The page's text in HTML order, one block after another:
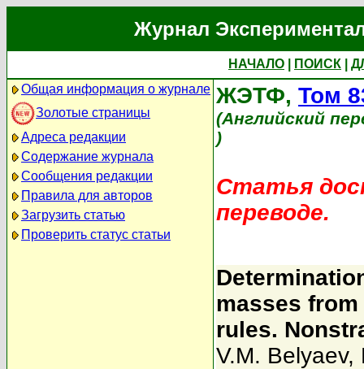
Журнал
НАЧАЛО ПОИСК
Общая информация о журнале
Золотые страницы
Адреса редакции
Содержание журнала
Сообщения редакции
Правила для авторов
Загрузить статью
Проверить статус статьи
ЖЭТФ, Том
(Английский
)
Статья
переводе.
masses
rules.
V.M. Belyaev,